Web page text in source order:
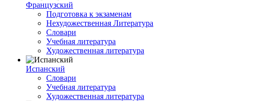
Французский
Подготовка к экзаменам
Нехудожественная Литература
Словари
Учебная литература
Художественная литература
Испанский
Словари
Учебная литература
Художественная литература